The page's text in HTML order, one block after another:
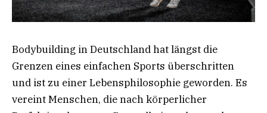
Bodybuilding in Deutschland hat längst die
Grenzen eines einfachen Sports überschritten
und ist zu einer Lebensphilosophie geworden. Es
vereint Menschen, die nach körperlicher